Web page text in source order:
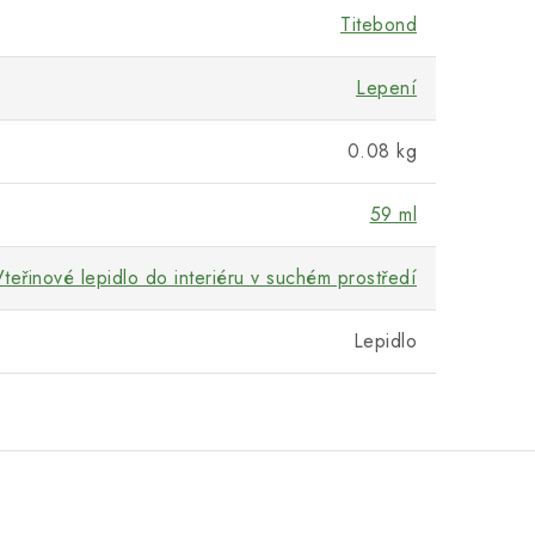
Titebond
Lepení
0.08 kg
59 ml
lepidlo do interiéru v suchém prostředí
Lepidlo